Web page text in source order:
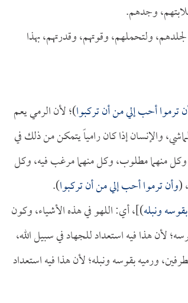
وجدهم.
ولتحملهم، وقوتهم، وقدرتهم، بهذا
ترموا أحب إلي من أن تركبوا)؛ لأن الرمي يعم
والإنسان إذا كان رامياً يتمكن من ذلك في
منهما مطلوب، وكل منهما مرغب فيه، وكل
(وأن ترموا أحب إلي من أن تركبوا).
ونبله)]، أي: اللهو في هذه الأشياء، وكون
لأن هذا فيه استعداد للجهاد في سبيل الله،
ورميه بقوسه ونبله؛ لأن هذا فيه استعداد